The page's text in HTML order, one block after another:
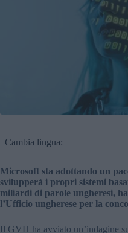
Cambia lingua:
Microsoft sta adottando un
svilupperà i propri sistemi
miliardi di parole ungheresi,
l’Ufficio ungherese per la
Il GVH ha avviato un’indagine